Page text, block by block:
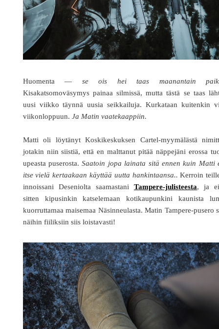
Huomenta — se ois hei taas maanantain
Kisakatsomoväsymys painaa silmissä, mutta tästä se taas
uusi viikko täynnä uusia seikkailuja. Kurkataan kuitenkin
viikonloppuun. Ja Matin vaatekaappiin.
Matti oli löytänyt Koskikeskuksen Cartel-myymälästä
jotakin niin siistiä, että en malttanut pitää näppejäni erossa
upeasta puserosta. Saatoin jopa lainata sitä ennen kuin Matti
itse vielä kertaakaan käyttää uutta hankintaansa.. Kerroin
innoissani Deseniolta saamastani Tampere-julisteesta, ja
sitten kipusinkin katselemaan kotikaupunkini kaunista
kuorruttamaa maisemaa Näsinneulasta. Matin Tampere-pusero
näihin fiiliksiin siis loistavasti!